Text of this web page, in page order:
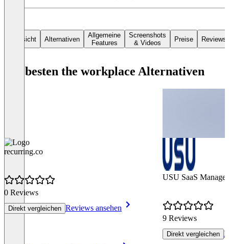
Übersicht Alternativen
Allgemeine
Features
Screenshots
& Videos
Preise Reviews
Die besten the workplace Alternativen
recurring.co
0 Reviews
Direkt vergleichen Reviews ansehen
USU SaaS
9 Reviews
Direkt vergleichen